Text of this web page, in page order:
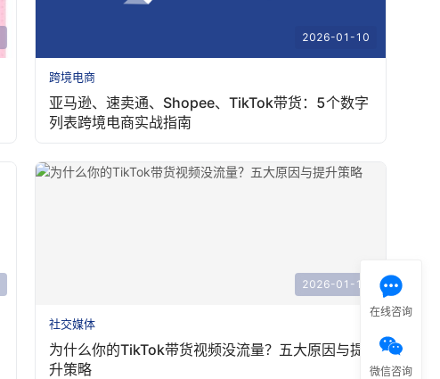
2026-01-10
跨境电商
亚马逊、速卖通、Shopee、TikTok带货：5个数字
列表跨境电商实战指南
2026-01-10
社交媒体
为什么你的TikTok带货视频没流量？五大原因与提
升策略
在线咨询
微信咨询